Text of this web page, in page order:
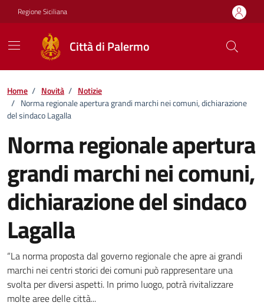
Vai ai contenuti
Vai al footer
Regione Siciliana
Città di Palermo
Home / Novità / Notizie
/ Norma regionale apertura grandi marchi nei comuni, dichiarazione
del sindaco Lagalla
Norma regionale apertura
grandi marchi nei comuni,
dichiarazione del sindaco
Lagalla
Dettagli della notizia
“La norma proposta dal governo regionale che apre ai grandi
marchi nei centri storici dei comuni può rappresentare una
svolta per diversi aspetti. In primo luogo, potrà rivitalizzare
molte aree delle città...